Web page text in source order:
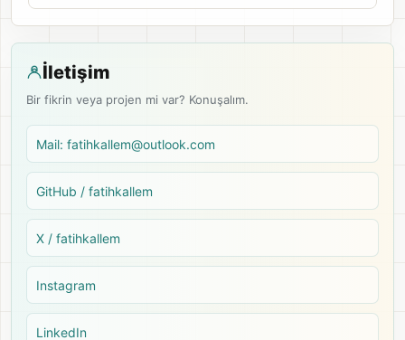
İletişim
Bir fikrin veya projen mi var? Konuşalım.
Mail: fatihkallem@outlook.com
GitHub / fatihkallem
X / fatihkallem
Instagram
LinkedIn